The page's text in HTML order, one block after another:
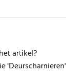
artikel?
'Deurscharnieren'